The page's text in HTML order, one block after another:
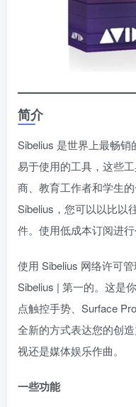
简介
Sibelius 是世界上最畅销
易于使用的工具，这些
商、教育工作者和学生
Sibelius，您可以以比以
件。使用低成本订阅进行
使用 Sibelius 网络许可
Sibelius | 第一的。这是
点触控手势、Surface
全新的方式表达您的创
视还是媒体娱乐作曲。
一些功能